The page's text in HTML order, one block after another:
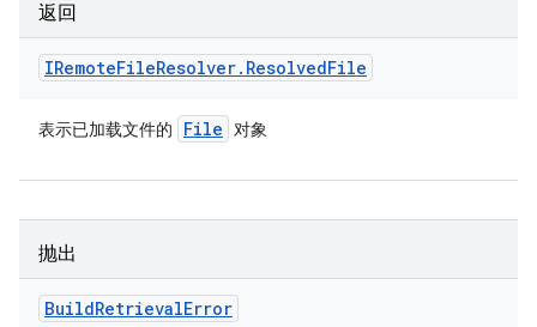
返回
IRemoteFileResolver. ResolvedFile
表示已加载文件的 File 对象
抛出
BuildRetrievalError